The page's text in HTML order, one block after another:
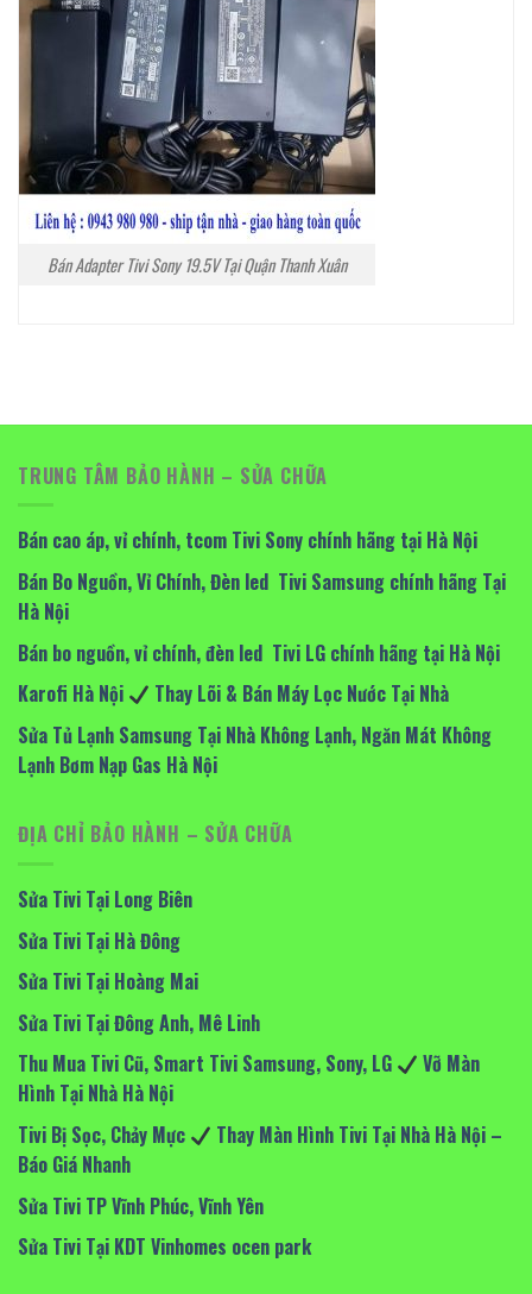
Bán Adapter Tivi Sony 19.5V Tại Quận Thanh Xuân
TRUNG TÂM BẢO HÀNH – SỬA CHỮA
Bán cao áp, vỉ chính, tcom Tivi Sony chính hãng tại Hà Nội
Bán Bo Nguồn, Vỉ Chính, Đèn led Tivi Samsung chính hãng Tại
Hà Nội
Bán bo nguồn, vỉ chính, đèn led Tivi LG chính hãng tại Hà Nội
Karofi Hà Nội
Thay Lõi & Bán Máy Lọc Nước Tại Nhà
Sửa Tủ Lạnh Samsung Tại Nhà Không Lạnh, Ngăn Mát Không
Lạnh Bơm Nạp Gas Hà Nội
ĐỊA CHỈ BẢO HÀNH – SỬA CHỮA
Sửa Tivi Tại Long Biên
Sửa Tivi Tại Hà Đông
Sửa Tivi Tại Hoàng Mai
Sửa Tivi Tại Đông Anh, Mê Linh
Thu Mua Tivi Cũ, Smart Tivi Samsung, Sony, LG
Vỡ Màn
Hình Tại Nhà Hà Nội
Tivi Bị Sọc, Chảy Mực
Thay Màn Hình Tivi Tại Nhà Hà Nội –
Báo Giá Nhanh
Sửa Tivi TP Vĩnh Phúc, Vĩnh Yên
Sửa Tivi Tại KDT Vinhomes ocen park